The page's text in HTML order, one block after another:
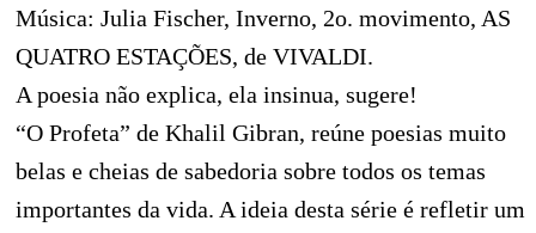
Música: Julia Fischer, Inverno, 2o. movimento, AS
QUATRO ESTAÇÕES, de VIVALDI.
A poesia não explica, ela insinua, sugere!
“O Profeta” de Khalil Gibran, reúne poesias muito
belas e cheias de sabedoria sobre todos os temas
importantes da vida. A ideia desta série é refletir um